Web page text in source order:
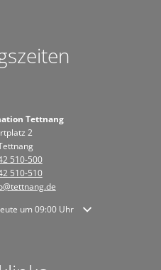
Tettnang
2
510-500
510-510
oder Schließzeiten
um 09:00 Uhr